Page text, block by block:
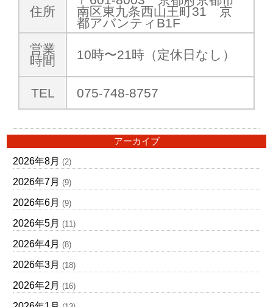
住所
南区東九条西山王町31 京
都アバンティB1F
営業
時間
10時〜21時（定休日なし）
TEL 075-748-8757
アーカイブ
2026年8月 (2)
2026年7月 (9)
2026年6月 (9)
2026年5月 (11)
2026年4月 (8)
2026年3月 (18)
2026年2月 (16)